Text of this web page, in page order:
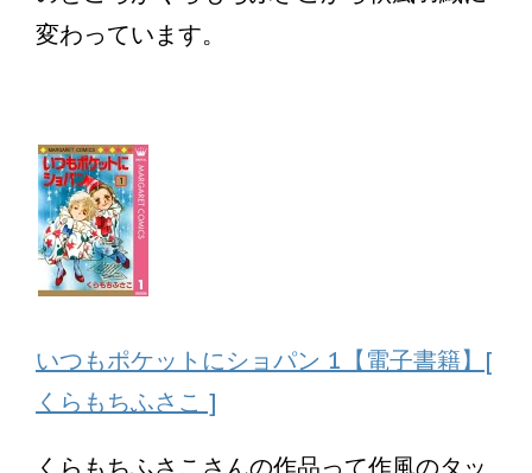
変わっています。
いつもポケットにショパン 1【電子書籍】[
くらもちふさこ ]